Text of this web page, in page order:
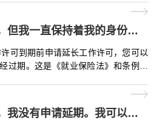
我的工作许可过期了，但我一直保持着我的身份。如果我的社会保险号码（SIN）过期了，我可以按照最初的工作许可的相同条件继续工作吗？
可到期前申请延长工作许可，您可以
过期。这是《就业保险法》和条例所
我的工作许可过期了，我没有申请延期。我可以留在加拿大并继续工作吗？